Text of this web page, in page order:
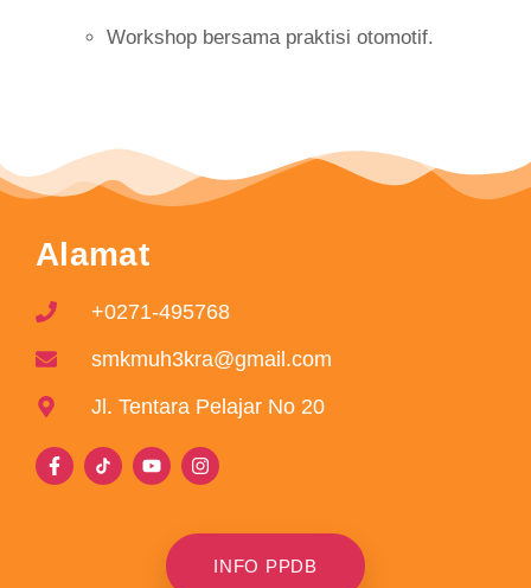
Workshop bersama praktisi otomotif.
Alamat
+0271-495768
smkmuh3kra@gmail.com
Jl. Tentara Pelajar No 20
INFO PPDB